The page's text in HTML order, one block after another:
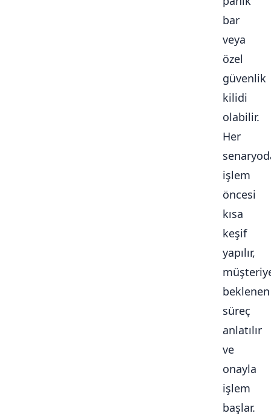
bar
veya
özel
güvenlik
kilidi
olabilir.
Her
işlem
öncesi
kısa
keşif
yapılır,
beklenen
süreç
anlatılır
ve
onayla
işlem
başlar.